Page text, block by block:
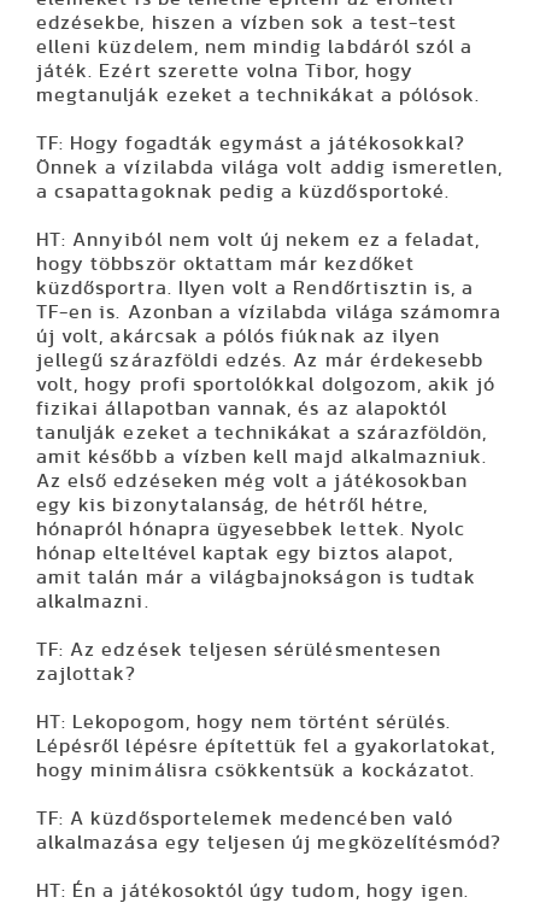
edzésekbe, hiszen a vízben sok a test-test
elleni küzdelem, nem mindig labdáról szól a
játék. Ezért szerette volna Tibor, hogy
megtanulják ezeket a technikákat a pólósok.
TF: Hogy fogadták egymást a játékosokkal?
Önnek a vízilabda világa volt addig ismeretlen,
a csapattagoknak pedig a küzdősportoké.
HT: Annyiból nem volt új nekem ez a feladat,
hogy többször oktattam már kezdőket
küzdősportra. Ilyen volt a Rendőrtisztin is, a
TF-en is. Azonban a vízilabda világa számomra
új volt, akárcsak a pólós fiúknak az ilyen
jellegű szárazföldi edzés. Az már érdekesebb
volt, hogy profi sportolókkal dolgozom, akik jó
fizikai állapotban vannak, és az alapoktól
tanulják ezeket a technikákat a szárazföldön,
amit később a vízben kell majd alkalmazniuk.
Az első edzéseken még volt a játékosokban
egy kis bizonytalanság, de hétről hétre,
hónapról hónapra ügyesebbek lettek. Nyolc
hónap elteltével kaptak egy biztos alapot,
amit talán már a világbajnokságon is tudtak
alkalmazni.
TF: Az edzések teljesen sérülésmentesen
zajlottak?
HT: Lekopogom, hogy nem történt sérülés.
Lépésről lépésre építettük fel a gyakorlatokat,
hogy minimálisra csökkentsük a kockázatot.
TF: A küzdősportelemek medencében való
alkalmazása egy teljesen új megközelítésmód?
HT: Én a játékosoktól úgy tudom, hogy igen.